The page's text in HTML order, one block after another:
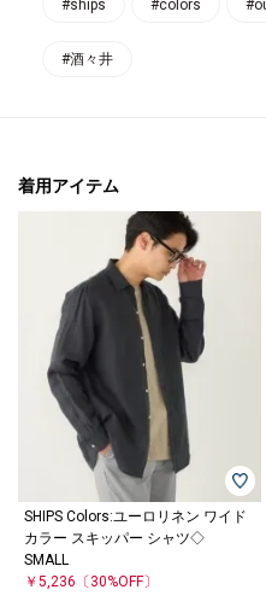
#ships
#colors
#酒々井
着用アイテム
SHIPS Colors:ユーロリネン ワイド
カラー スキッパー シャツ◇
SMALL
￥5,236 〔30%OFF〕